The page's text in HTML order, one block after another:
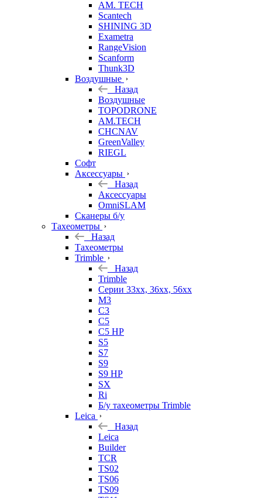
AM. TECH
Scantech
SHINING 3D
Exametra
RangeVision
Scanform
Thunk3D
Воздушные
Назад
Воздушные
TOPODRONE
AM.TECH
CHCNAV
GreenValley
RIEGL
Софт
Аксессуары
Назад
Аксессуары
OmniSLAM
Сканеры б/у
Тахеометры
Назад
Тахеометры
Trimble
Назад
Trimble
Серии 33xx, 36xx, 56xx
M3
C3
C5
C5 HP
S5
S7
S9
S9 HP
SX
Ri
Б/у тахеометры Trimble
Leica
Назад
Leica
Builder
TCR
TS02
TS06
TS09